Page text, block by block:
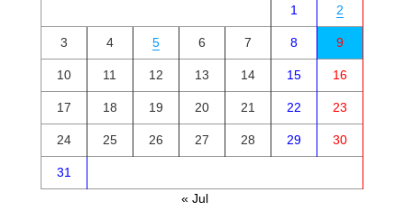
1
2
3 4 5 6 7 8 9
10 11 12 13 14 15 16
17 18 19 20 21 22 23
24 25 26 27 28 29 30
31
« Jul